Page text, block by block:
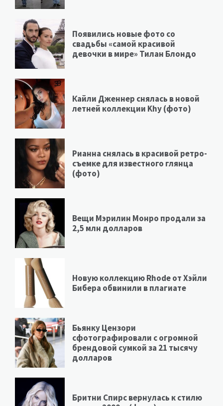
Появились новые фото со
свадьбы «самой красивой
девочки в мире» Тилан Блондо
Кайли Дженнер снялась в новой
летней коллекции Khy (фото)
Рианна снялась в красивой ретро-
съемке для известного глянца
(фото)
Вещи Мэрилин Монро продали за
2,5 млн долларов
Новую коллекцию Rhode от Хэйли
Бибера обвинили в плагиате
Бьянку Цензори
сфотографировали с огромной
брендовой сумкой за 21 тысячу
долларов
Бритни Спирс вернулась к стилю